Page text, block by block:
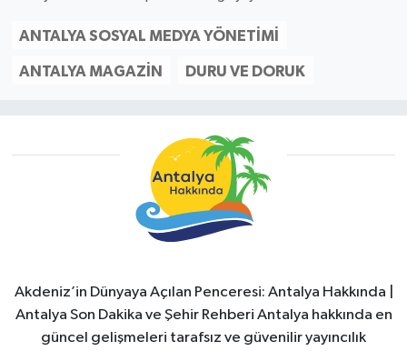
ANTALYA SOSYAL MEDYA YÖNETIMI
ANTALYA MAGAZIN DURU VE DORUK
Akdeniz’in Dünyaya Açılan Penceresi: Antalya Hakkında |
Antalya Son Dakika ve Şehir Rehberi Antalya hakkında en
güncel gelişmeleri tarafsız ve güvenilir yayıncılık